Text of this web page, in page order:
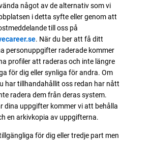
något av de alternativ som vi
i detta syfte eller genom att
till oss på
. När du ber att få ditt
personuppgifter raderade kommer
profiler att raderas och inte längre
för dig eller synliga för andra. Om
har tillhandahållit oss redan har nått
radera dem från deras system.
dina uppgifter kommer vi att behålla
en arkivkopia av uppgifterna.
för dig eller tredje part men